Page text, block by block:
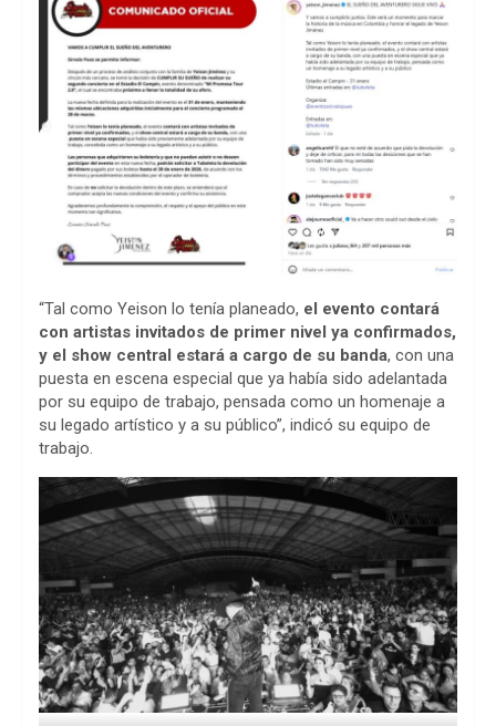
“Tal como Yeison lo tenía planeado, el evento contará
con artistas invitados de primer nivel ya confirmados,
y el show central estará a cargo de su banda, con una
puesta en escena especial que ya había sido adelantada
por su equipo de trabajo, pensada como un homenaje a
su legado artístico y a su público”, indicó su equipo de
trabajo.